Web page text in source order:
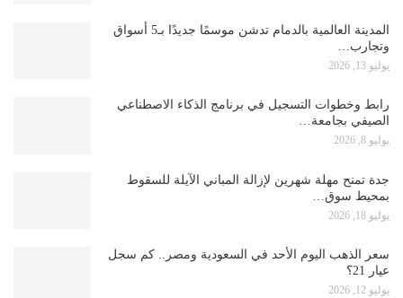
المدينة العالمية بالدمام تدشن موسمًا جديدًا بـ5 أسواق
وتجارب…
يوليو 13, 2026
رابط وخطوات التسجيل في برنامج الذكاء الاصطناعي
الصيفي بجامعة…
يوليو 8, 2026
جدة تمنح مهلة شهرين لإزالة المباني الآيلة للسقوط
بمحيط سوق…
يوليو 18, 2026
سعر الذهب اليوم الأحد في السعودية ومصر.. كم سجل
عيار 21؟
يوليو 12, 2026